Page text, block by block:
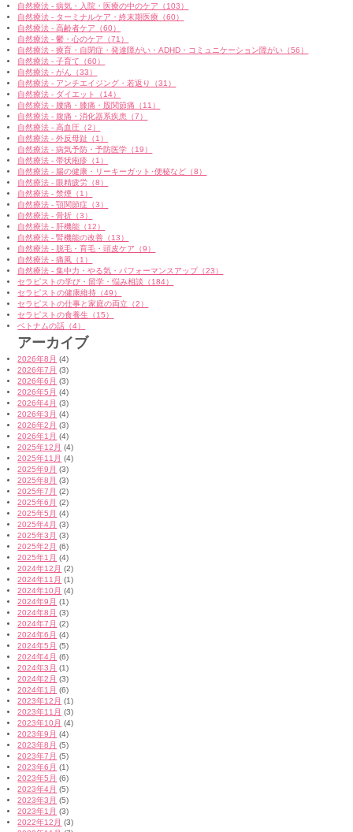
自然療法 - 病気・入院・医療の中のケア（103）
自然療法 - ターミナルケア・終末期医療（60）
自然療法 - 高齢者ケア（60）
自然療法 - 鬱・心のケア（71）
自然療法 - 療育・自閉症・発達障がい・ADHD・コミュニケーション障がい（56）
自然療法 - 子育て（60）
自然療法 - がん（33）
自然療法 - アンチエイジング・若返り（31）
自然療法 - ダイエット（14）
自然療法 - 腰痛・膝痛・股関節痛（11）
自然療法 - 腹痛・消化器系疾患（7）
自然療法 - 高血圧（2）
自然療法 - 外反母趾（1）
自然療法 - 病気予防・予防医学（19）
自然療法 - 帯状疱疹（1）
自然療法 - 腸の健康・リーキーガット･便秘など（8）
自然療法 - 眼精疲労（8）
自然療法 - 禁煙（1）
自然療法 - 顎関節症（3）
自然療法 - 骨折（3）
自然療法 - 肝機能（12）
自然療法 - 腎機能の改善（13）
自然療法 - 脱毛・育毛・頭皮ケア（9）
自然療法 - 痛風（1）
自然療法 - 集中力・やる気・パフォーマンスアップ（23）
セラピストの学び・留学・悩み相談（184）
セラピストの健康維持（49）
セラピストの仕事と家庭の両立（2）
セラピストの食養生（15）
ベトナムの話（4）
アーカイブ
2026年8月 (4)
2026年7月 (3)
2026年6月 (3)
2026年5月 (4)
2026年4月 (3)
2026年3月 (4)
2026年2月 (3)
2026年1月 (4)
2025年12月 (4)
2025年11月 (4)
2025年9月 (3)
2025年8月 (3)
2025年7月 (2)
2025年6月 (2)
2025年5月 (4)
2025年4月 (3)
2025年3月 (3)
2025年2月 (6)
2025年1月 (4)
2024年12月 (2)
2024年11月 (1)
2024年10月 (4)
2024年9月 (1)
2024年8月 (3)
2024年7月 (2)
2024年6月 (4)
2024年5月 (5)
2024年4月 (6)
2024年3月 (1)
2024年2月 (3)
2024年1月 (6)
2023年12月 (1)
2023年11月 (3)
2023年10月 (4)
2023年9月 (4)
2023年8月 (5)
2023年7月 (5)
2023年6月 (1)
2023年5月 (6)
2023年4月 (5)
2023年3月 (5)
2023年1月 (3)
2022年12月 (3)